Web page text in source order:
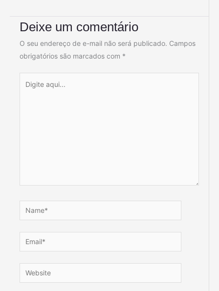
Deixe um comentário
O seu endereço de e-mail não será publicado. Campos
obrigatórios são marcados com *
aqui...
Name*
Email*
Website